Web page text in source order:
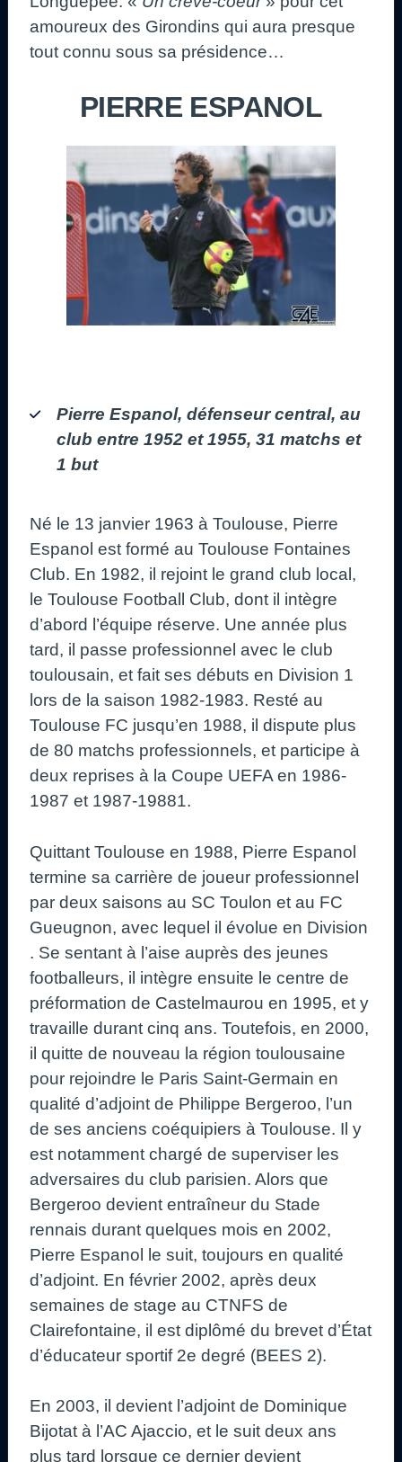
amoureux des Girondins qui aura presque
tout connu sous sa présidence…
PIERRE ESPANOL
Pierre Espanol, défenseur central, au
club entre 1952 et 1955, 31 matchs et
1 but
Né le 13 janvier 1963 à Toulouse, Pierre
Espanol est formé au Toulouse Fontaines
Club. En 1982, il rejoint le grand club local,
le Toulouse Football Club, dont il intègre
d’abord l’équipe réserve. Une année plus
tard, il passe professionnel avec le club
toulousain, et fait ses débuts en Division 1
lors de la saison 1982-1983. Resté au
Toulouse FC jusqu’en 1988, il dispute plus
de 80 matchs professionnels, et participe à
deux reprises à la Coupe UEFA en 1986-
1987 et 1987-19881.
Quittant Toulouse en 1988, Pierre Espanol
termine sa carrière de joueur professionnel
par deux saisons au SC Toulon et au FC
Gueugnon, avec lequel il évolue en Division
. Se sentant à l’aise auprès des jeunes
footballeurs, il intègre ensuite le centre de
préformation de Castelmaurou en 1995, et y
travaille durant cinq ans. Toutefois, en 2000,
il quitte de nouveau la région toulousaine
pour rejoindre le Paris Saint-Germain en
qualité d’adjoint de Philippe Bergeroo, l’un
de ses anciens coéquipiers à Toulouse. Il y
est notamment chargé de superviser les
adversaires du club parisien. Alors que
Bergeroo devient entraîneur du Stade
rennais durant quelques mois en 2002,
Pierre Espanol le suit, toujours en qualité
d’adjoint. En février 2002, après deux
semaines de stage au CTNFS de
Clairefontaine, il est diplômé du brevet d’État
d’éducateur sportif 2e degré (BEES 2).
En 2003, il devient l’adjoint de Dominique
Bijotat à l’AC Ajaccio, et le suit deux ans
plus tard lorsque ce dernier devient